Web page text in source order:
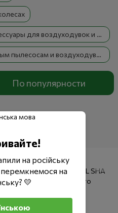
Принадлежности и аксессуары для воздуходувок и садовых пылесосов
Запасные части к садовым пылесосам и воздуходувкам
По популярности
на російську
на
💛